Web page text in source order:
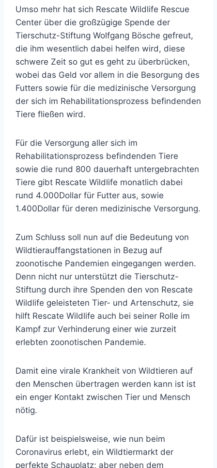
Umso mehr hat sich Rescate Wildlife Rescue
Center über die großzügige Spende der
Tierschutz-Stiftung Wolfgang Bösche gefreut,
die ihm wesentlich dabei helfen wird, diese
schwere Zeit so gut es geht zu überbrücken,
wobei das Geld vor allem in die Besorgung des
Futters sowie für die medizinische Versorgung
der sich im Rehabilitationsprozess befindenden
Tiere fließen wird.
Für die Versorgung aller sich im
Rehabilitationsprozess befindenden Tiere
sowie die rund 800 dauerhaft untergebrachten
Tiere gibt Rescate Wildlife monatlich dabei
rund 4.000Dollar für Futter aus, sowie
1.400Dollar für deren medizinische Versorgung.
Zum Schluss soll nun auf die Bedeutung von
Wildtierauffangstationen in Bezug auf
zoonotische Pandemien eingegangen werden.
Denn nicht nur unterstützt die Tierschutz-
Stiftung durch ihre Spenden den von Rescate
Wildlife geleisteten Tier- und Artenschutz, sie
hilft Rescate Wildlife auch bei seiner Rolle im
Kampf zur Verhinderung einer wie zurzeit
erlebten zoonotischen Pandemie.
Damit eine virale Krankheit von Wildtieren auf
den Menschen übertragen werden kann ist ist
ein enger Kontakt zwischen Tier und Mensch
nötig.
Dafür ist beispielsweise, wie nun beim
Coronavirus erlebt, ein Wildtiermarkt der
perfekte Schauplatz; aber neben dem